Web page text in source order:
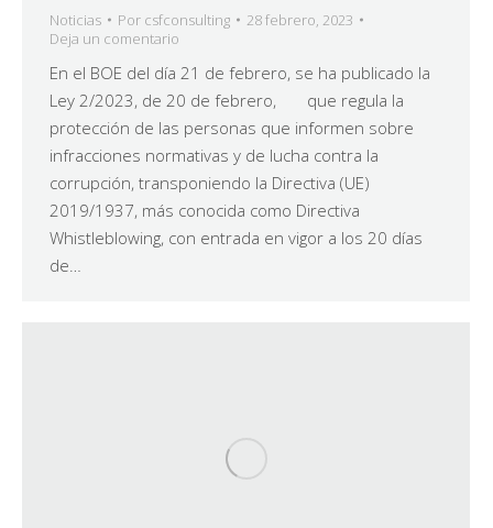
Noticias Por csfconsulting
28 febrero, 2023
Deja un comentario
En el BOE del día 21 de febrero, se ha publicado la
Ley 2/2023, de 20 de febrero, que regula la
protección de las personas que informen sobre
infracciones normativas y de lucha contra la
corrupción, transponiendo la Directiva (UE)
2019/1937, más conocida como Directiva
Whistleblowing, con entrada en vigor a los 20 días
de…